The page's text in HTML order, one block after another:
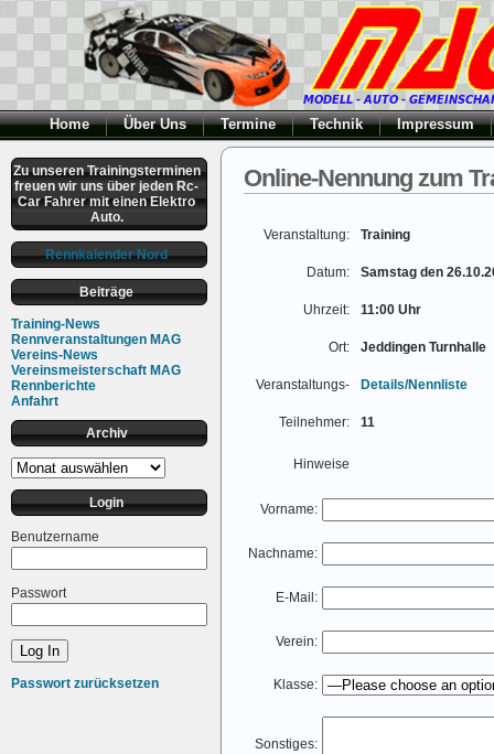
Home Über Uns Termine Technik Impressum
Zu unseren Trainingsterminen
freuen wir uns über jeden Rc-
Car Fahrer mit einen Elektro
Auto.
Rennkalender Nord
Beiträge
Training-News
Rennveranstaltungen MAG
Vereins-News
Vereinsmeisterschaft MAG
Rennberichte
Anfahrt
Archiv
Archiv
Login
Benutzername
Passwort
Passwort zurücksetzen
Online-Nennung zum
Veranstaltung: Training
Datum: Samstag den
Uhrzeit: 11:00 Uhr
Ort: Jeddingen Turnhalle
Veranstaltungs- Details/Nennliste
Teilnehmer: 11
Hinweise
Vorname:
Nachname:
E-Mail:
Verein:
Klasse:
Sonstiges: